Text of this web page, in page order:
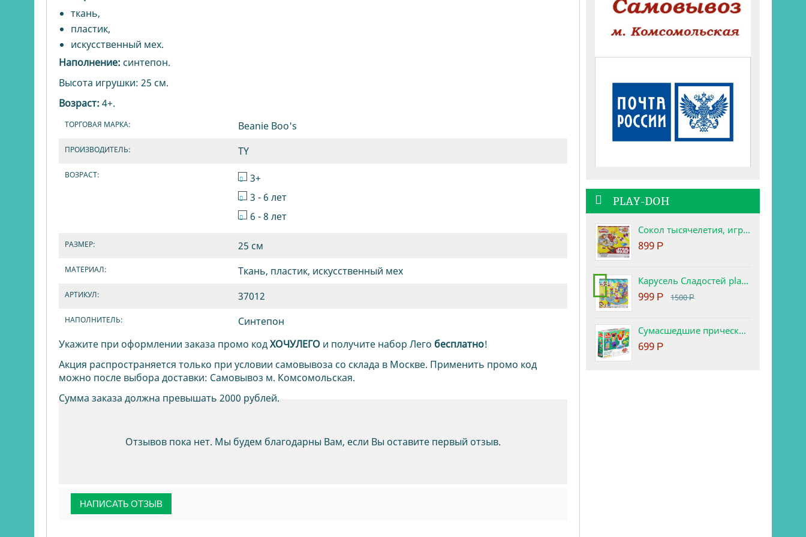
ткань,
пластик,
искусственный мех.
Наполнение: синтепон.
Высота игрушки: 25 см.
Возраст: 4+.
ТОРГОВАЯ МАРКА: Beanie Boo's
ПРОИЗВОДИТЕЛЬ: TY
ВОЗРАСТ:
3+
3 - 6 лет
6 - 8 лет
РАЗМЕР: 25 см
МАТЕРИАЛ: Ткань, пластик, искусственный мех
АРТИКУЛ: 37012
НАПОЛНИТЕЛЬ:
Синтепон
Укажите при оформлении заказа промо кодХОЧУЛЕГО и получите набор Лего бесплатно!
Акция распространяется только при условии самовывоза со склада в Москве. Применить промо код
можно после выбора доставки: Самовывоз м. Комсомольская.
Сумма заказа должна превышать 2000 рублей.
Отзывов пока нет. Мы будем благодарны Вам, если Вы оставите первый отзыв.
НАПИСАТЬ ОТЗЫВ
PLAY-DOH
Сокол тысячелетия, игровой набор Star Wars Play-Doh
899 Р
-33% Карусель Сладостей play-doh. Набор с пластилином.
999 Р 1500 Р
Сумасшедшие прически набор play-doh
699 Р